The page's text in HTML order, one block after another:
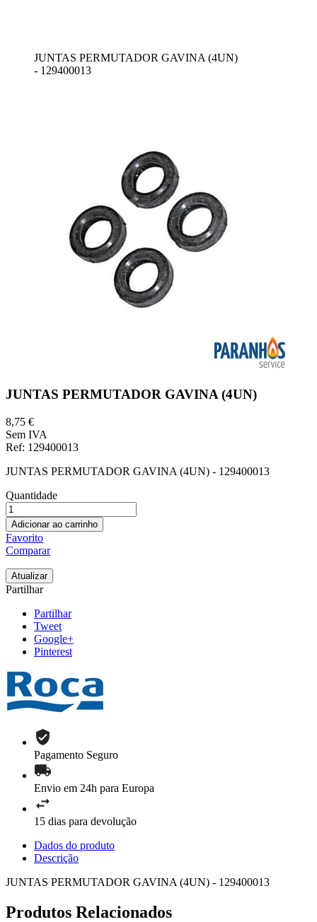
JUNTAS PERMUTADOR GAVINA (4UN)
- 129400013
JUNTAS PERMUTADOR GAVINA (4UN)
8,75 €
Sem IVA
Ref: 129400013
JUNTAS PERMUTADOR GAVINA (4UN) - 129400013
Quantidade
Adicionar ao carrinho
Favorito
Comparar
Partilhar
Partilhar
Tweet
Google+
Pinterest
Pagamento Seguro
Envio em 24h para Europa
15 dias para devolução
Dados do produto
Descrição
JUNTAS PERMUTADOR GAVINA (4UN) - 129400013
Produtos Relacionados